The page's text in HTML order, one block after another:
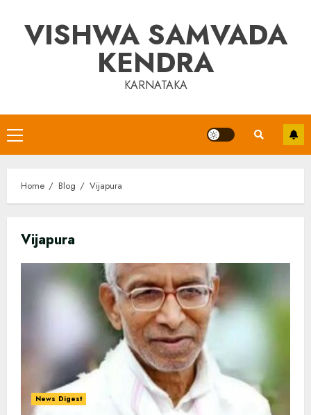
contentVISHWA SAMVADA
KENDRA
KARNATAKA
Primary
Menu
Home Blog Vijapura
Vijapura
News Digest